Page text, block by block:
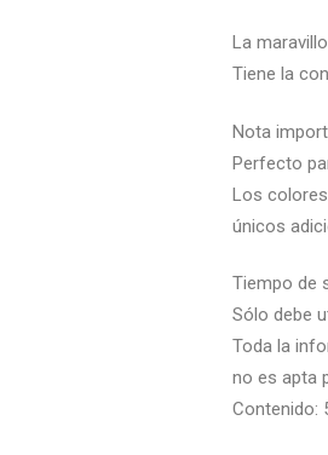
La
Tiene la
Nota
Perfecto
Los
únicos
Tiempo de
Sólo debe
Toda la
no es apta
Contenido: